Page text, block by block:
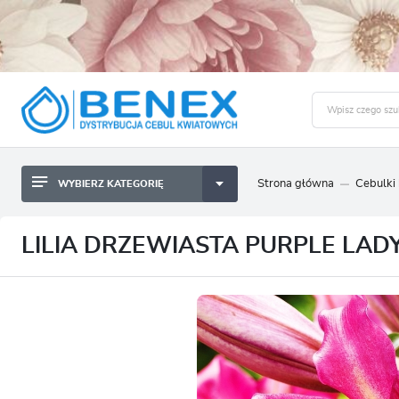
BYLINY SADZONKI BULWY
CEBULKI I SADZONKI WARZYW
SADZONKI TRAW OZDOBNYCH
WYBIERZ KATEGORIĘ
CEBULKI I SADZONKI WARZYW
Strona główna Cebulki
LILIA DRZEWIASTA PURPLE